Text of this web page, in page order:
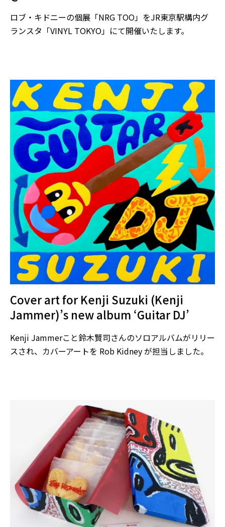
ロブ・キドニーの個展「NRG TOO」をJR東京駅構内グ
ランスタ「VINYL TOKYO」にて開催いたします。
Cover art for Kenji Suzuki (Kenji
Jammer)’s new album ‘Guitar DJ’
Kenji Jammerこと鈴木賢司さんのソロアルバムがリリー
スされ、カバーアートを Rob Kidney が担当しました。